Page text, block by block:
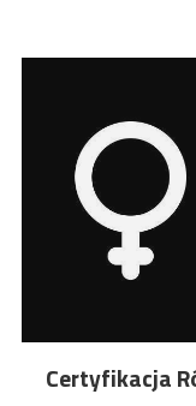
Certyfikacja